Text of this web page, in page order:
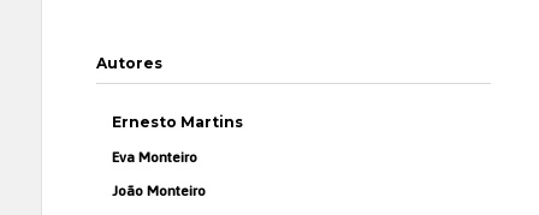
Autores
Ernesto Martins
Eva Monteiro
João Monteiro